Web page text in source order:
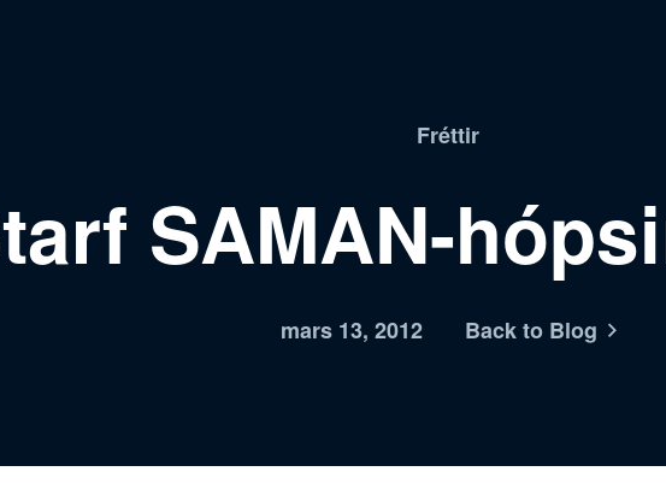
Fréttir
SAMAN-
mars 13, 2012 Back to Blog